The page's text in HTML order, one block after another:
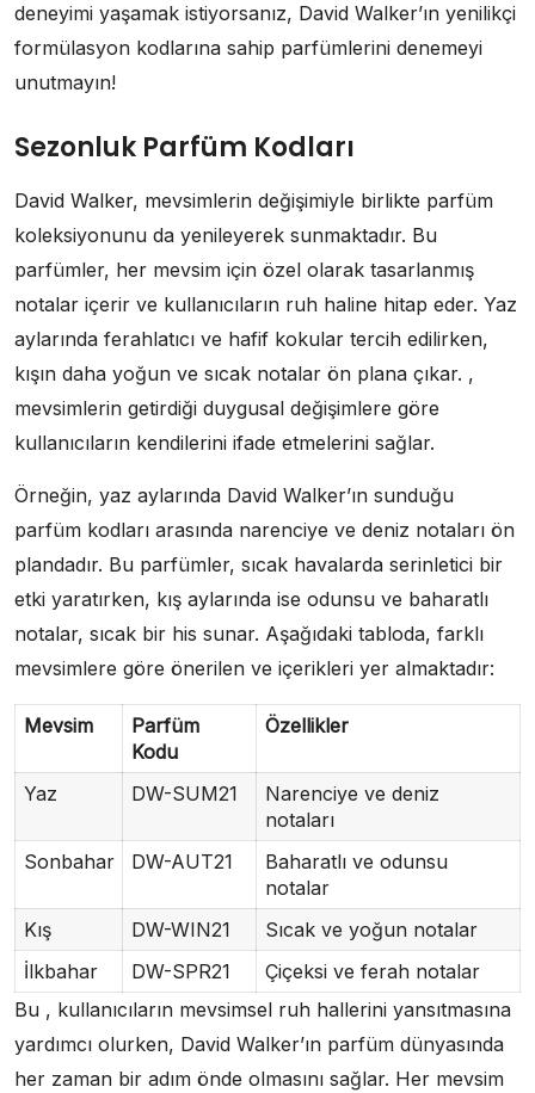
deneyimi yaşamak istiyorsanız, David Walker’ın yenilikçi
formülasyon kodlarına sahip parfümlerini denemeyi
unutmayın!
Sezonluk Parfüm Kodları
David Walker, mevsimlerin değişimiyle birlikte parfüm
koleksiyonunu da yenileyerek sunmaktadır. Bu
parfümler, her mevsim için özel olarak tasarlanmış
notalar içerir ve kullanıcıların ruh haline hitap eder. Yaz
aylarında ferahlatıcı ve hafif kokular tercih edilirken,
kışın daha yoğun ve sıcak notalar ön plana çıkar. ,
mevsimlerin getirdiği duygusal değişimlere göre
kullanıcıların kendilerini ifade etmelerini sağlar.
Örneğin, yaz aylarında David Walker’ın sunduğu
parfüm kodları arasında narenciye ve deniz notaları ön
plandadır. Bu parfümler, sıcak havalarda serinletici bir
etki yaratırken, kış aylarında ise odunsu ve baharatlı
notalar, sıcak bir his sunar. Aşağıdaki tabloda, farklı
mevsimlere göre önerilen ve içerikleri yer almaktadır:
Mevsim
Parfüm
Kodu
Özellikler
Yaz DW-SUM21
Narenciye ve deniz
notaları
Sonbahar
DW-AUT21
Baharatlı ve odunsu
notalar
Kış
DW-WIN21
Sıcak ve yoğun notalar
İlkbahar
DW-SPR21
Çiçeksi ve ferah notalar
Bu , kullanıcıların mevsimsel ruh hallerini yansıtmasına
yardımcı olurken, David Walker’ın parfüm dünyasında
her zaman bir adım önde olmasını sağlar. Her mevsim